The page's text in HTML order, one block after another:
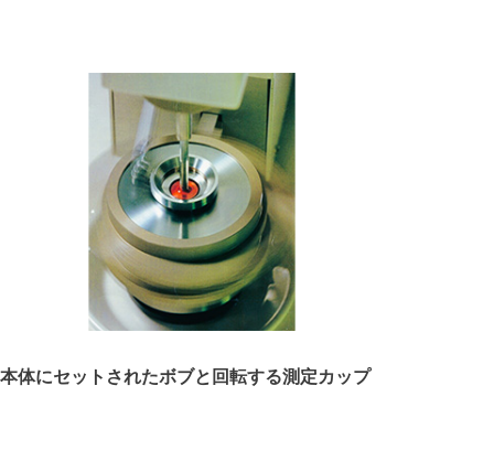
体にセットされたボブと回転する測定カップ